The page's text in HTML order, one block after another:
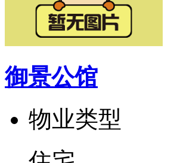
御景公馆
物业类型